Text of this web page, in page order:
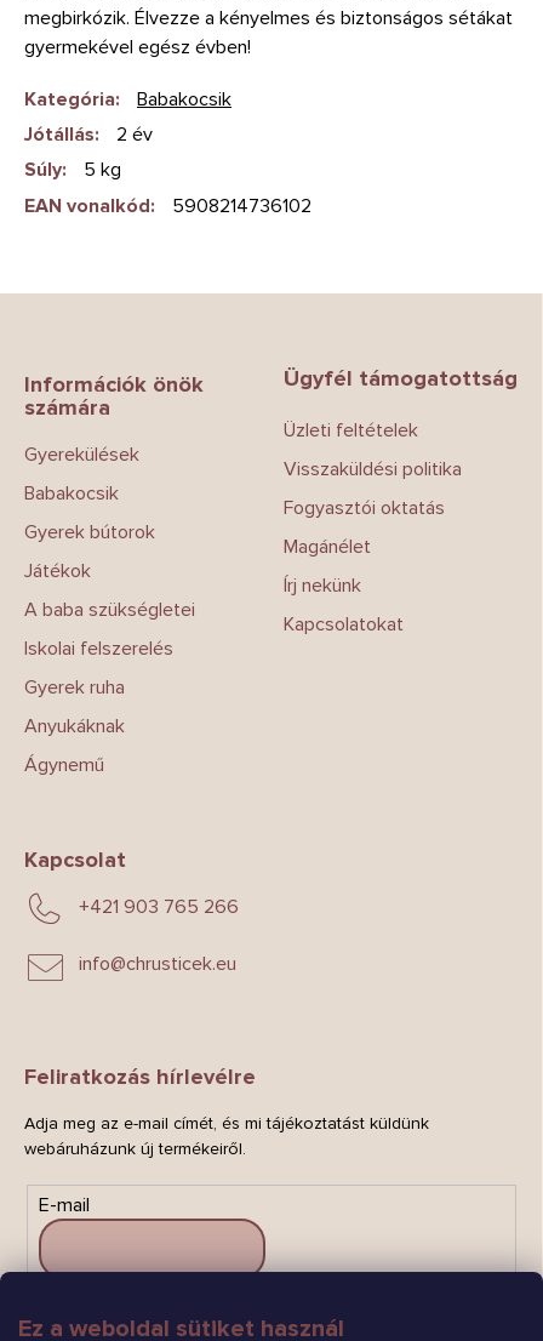
Ez a weboldal sütiket használ
megbirkózik. Élvezze a kényelmes és biztonságos sétákat
gyermekével egész évben!
Kategória:
Babakocsik
Jótállás:
2 év
Súly:
5 kg
EAN vonalkód: 5908214736102
Információk önök
számára
Gyerekülések
Babakocsik
Gyerek bútorok
Játékok
A baba szükségletei
Iskolai felszerelés
Gyerek ruha
Anyukáknak
Ágynemű
Ügyfél támogatottság
Üzleti feltételek
Visszaküldési politika
Fogyasztói oktatás
Magánélet
Írj nekünk
Kapcsolatokat
Kapcsolat
info@chrusticek.eu
+421 903 765 266
Feliratkozás hírlevélre
Adja meg az e-mail címét, és mi tájékoztatást küldünk
webáruházunk új termékeiről.
E-mail